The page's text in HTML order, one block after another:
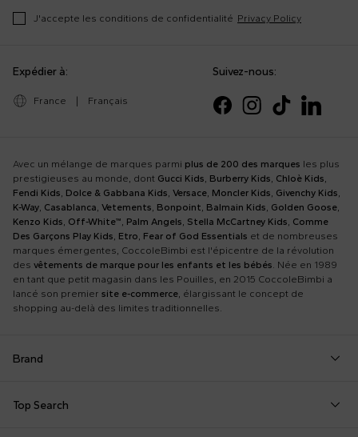
J'accepte les conditions de confidentialité Privacy Policy
Expédier à:
France Français
Suivez-nous:
Avec un mélange de marques parmi plus de 200 des marques les plus
prestigieuses au monde, dont Gucci Kids, Burberry Kids, Chloè Kids,
Fendi Kids, Dolce & Gabbana Kids, Versace, Moncler Kids, Givenchy Kids,
K-Way, Casablanca, Vetements, Bonpoint, Balmain Kids, Golden Goose,
Kenzo Kids, Off-White™, Palm Angels, Stella McCartney Kids, Comme
Des Garçons Play Kids, Etro, Fear of God Essentials et de nombreuses
marques émergentes, CoccoleBimbi est l'épicentre de la révolution
des vêtements de marque pour les enfants et les bébés. Née en 1989
en tant que petit magasin dans les Pouilles, en 2015 CoccoleBimbi a
lancé son premier site e-commerce, élargissant le concept de
shopping au-delà des limites traditionnelles.
Brand
Top Search